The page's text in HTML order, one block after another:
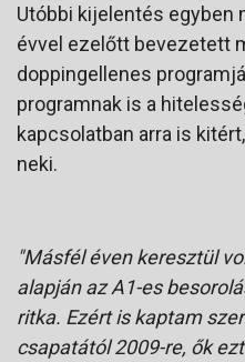
Utóbbi kijelentés egyben
évvel ezelőtt bevezetett
doppingellenes
programnak is a
kapcsolatban arra is
neki.
"Másfél éven keresztül
alapján az A1-es
ritka. Ezért is kaptam
csapatától 2009-re, ők